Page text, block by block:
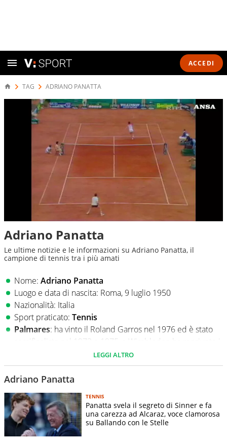
ACCEDI
TAG ADRIANO PANATTA
Adriano Panatta
Le ultime notizie e le informazioni su Adriano Panatta, il
campione di tennis tra i più amati
Nome: Adriano Panatta
Luogo e data di nascita: Roma, 9 luglio 1950
Nazionalità: Italia
Sport praticato: Tennis
Palmares: ha vinto il Roland Garros nel 1976 ed è stato
semifinalista nel 1973 e 1975, a Wimbledon ha raggiunto i
quarti nel 1979. Ha vinto gli Internazionali nel 1976.
Adriano Panatta è un ex tennista e opinionista televisivo.
titoli ATP Senigallia 1971, Bournemouth 1973, Firenze 1974,
Kitzbuhel e Stoccolma 1975, Roma e Roland Garros 1976,
Houston (WCT) 1977, Tokyo 1978, Firenze 1980. Panatta è
stato legato a Loredana Berté, Serena Grandi e si è sposato
LEGGI ALTRO
Adriano Panatta
TENNIS
Panatta svela il segreto di Sinner e fa
una carezza ad Alcaraz, voce clamorosa
su Ballando con le Stelle